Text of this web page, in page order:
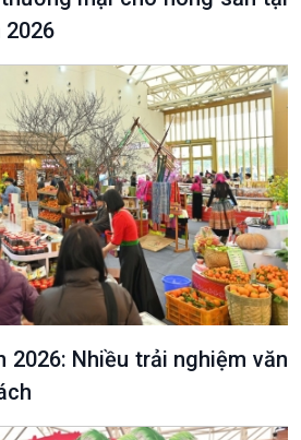
2026
2026: Nhiều trải nghiệm văn